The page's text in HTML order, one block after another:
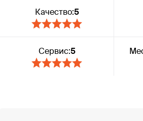
Качество:5
Сервис:5